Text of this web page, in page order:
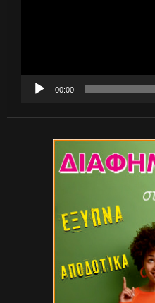
00:00